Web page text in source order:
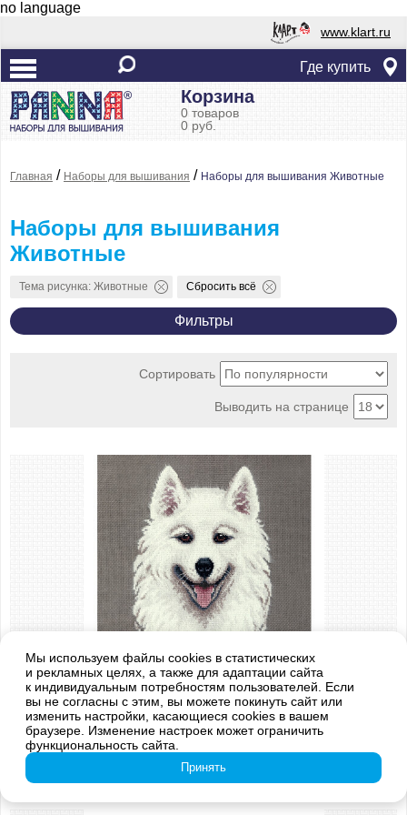
no language
www.klart.ru
Где купить
Корзина
0 товаров
0 руб.
Главная / Наборы для вышивания / Наборы для вышивания Животные
Наборы для вышивания
Животные
Тема рисунка: Животные Сбросить всё
Фильтры
Сортировать
Выводить на странице
Арт.: J-7305
"Самоед"
949 руб. в корзину
Мы используем файлы cookies в статистических
и рекламных целях, а также для адаптации сайта
к индивидуальным потребностям пользователей. Если
вы не согласны с этим, вы можете покинуть сайт или
изменить настройки, касающиеся cookies в вашем
браузере. Изменение настроек может ограничить
функциональность сайта.
Принять